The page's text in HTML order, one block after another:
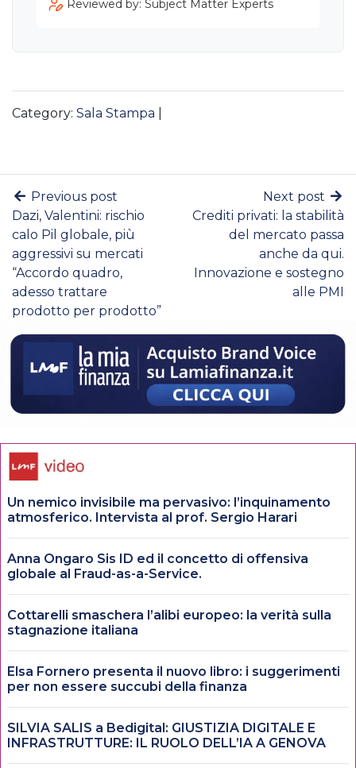
Reviewed by: Subject Matter Experts
Category: Sala Stampa
Previous post
Dazi, Valentini: rischio
calo Pil globale, più
aggressivi su mercati
“Accordo quadro,
adesso trattare
prodotto per prodotto”
Next post
Crediti privati: la stabilità
del mercato passa
anche da qui.
Innovazione e sostegno
alle PMI
Un nemico invisibile ma pervasivo: l’inquinamento
atmosferico. Intervista al prof. Sergio Harari
Anna Ongaro Sis ID ed il concetto di offensiva
globale al Fraud-as-a-Service.
Cottarelli smaschera l’alibi europeo: la verità sulla
stagnazione italiana
Elsa Fornero presenta il nuovo libro: i suggerimenti
per non essere succubi della finanza
SILVIA SALIS a Bedigital: GIUSTIZIA DIGITALE E
INFRASTRUTTURE: IL RUOLO DELL’IA A GENOVA